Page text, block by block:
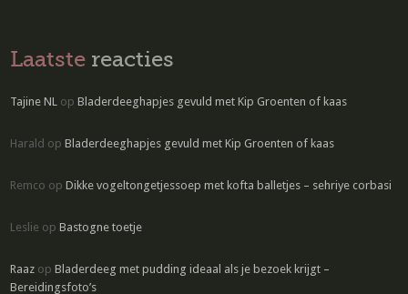
Laatste reacties
Tajine NL opBladerdeeghapjes gevuld met Kip Groenten of kaas
Harald opBladerdeeghapjes gevuld met Kip Groenten of kaas
Remco opDikke vogeltongetjessoep met kofta balletjes – sehriye corbasi
Leslie opBastogne toetje
Raaz opBladerdeeg met pudding ideaal als je bezoek krijgt –
Bereidingsfoto’s